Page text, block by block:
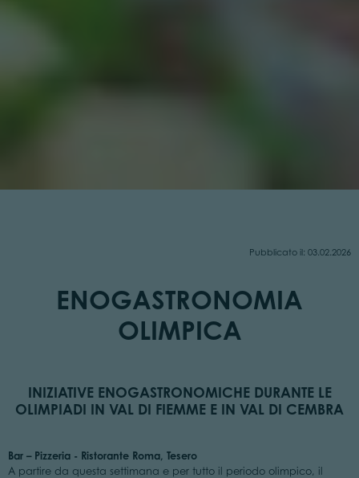
Pubblicato il: 03.02.2026
ENOGASTRONOMIA
OLIMPICA
INIZIATIVE ENOGASTRONOMICHE DURANTE LE
OLIMPIADI IN VAL DI FIEMME E IN VAL DI CEMBRA
Bar – Pizzeria - Ristorante Roma, Tesero
A partire da questa settimana e per tutto il periodo olimpico, il